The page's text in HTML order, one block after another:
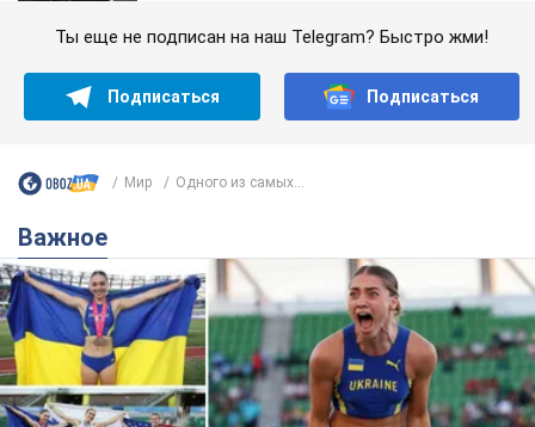
Ты еще не подписан на наш Telegram? Быстро жми!
Подписаться Подписаться
Мир Одного из самых...
Важное